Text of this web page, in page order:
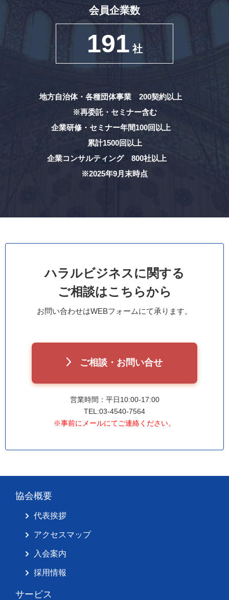
会員企業数
191 社
地方自治体・各種団体事業 200契約以上
※再委託・セミナー含む
企業研修・セミナー年間100回以上
累計1500回以上
企業コンサルティング 800社以上
※2025年9月末時点
ハラルビジネスに関する
ご相談はこちらから
お問い合わせはWEBフォームにて承ります。
ご相談・お問い合せ
営業時間：平日10:00-17:00
TEL:03-4540-7564
※事前にメールにてご連絡ください。
協会概要
代表挨拶
アクセスマップ
入会案内
採用情報
サービス